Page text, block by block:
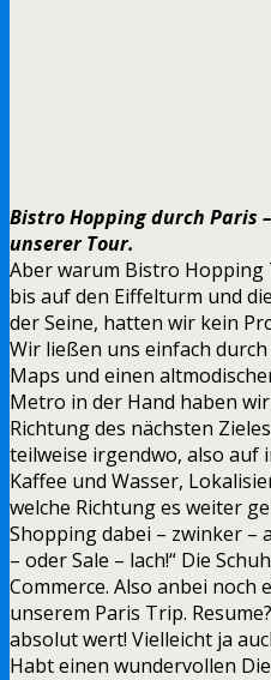
Bistro Hopping durch Paris
unserer Tour.
Aber warum Bistro Hopping
bis auf den Eiffelturm und
der Seine, hatten wir kein
Wir ließen uns einfach
Maps und einen
Metro in der Hand haben
Richtung des nächsten
teilweise irgendwo, also auf
Kaffee und Wasser,
welche Richtung es weiter
Shopping dabei – zwinker –
– oder Sale – lach!“ Die
Commerce. Also anbei
unserem Paris Trip.
absolut wert! Vielleicht ja
Habt einen wundervollen